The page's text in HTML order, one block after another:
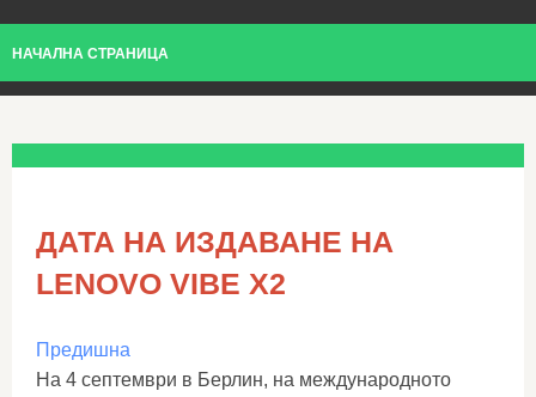
НАЧАЛНА СТРАНИЦА
ДАТА НА ИЗДАВАНЕ НА
LENOVO VIBE X2
Предишна
На 4 септември в Берлин, на международното